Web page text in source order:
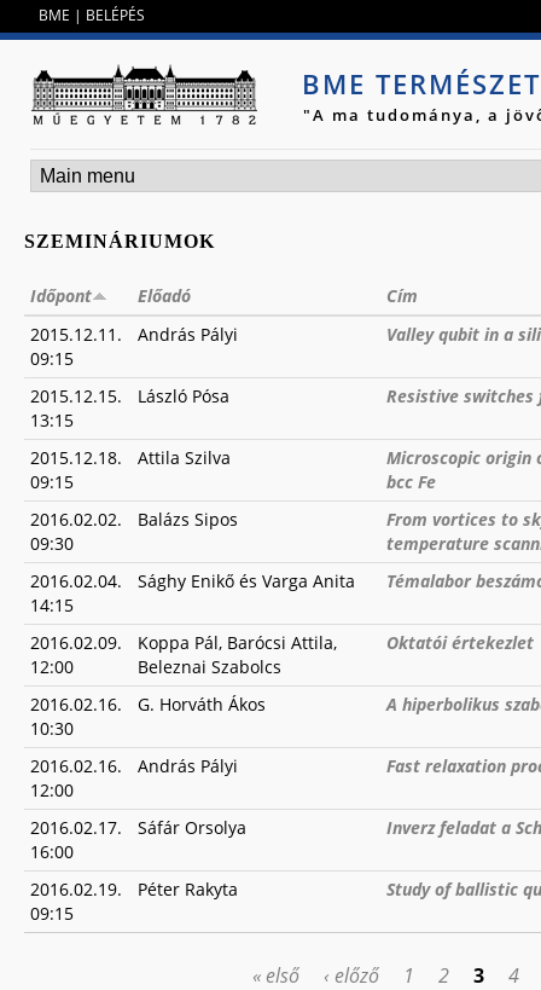
BME | BELÉPÉS
BME
"A ma tudománya, a
SZEMINÁRIUMOK
Időpont Előadó
Cím
2015.12.11.
09:15
András Pályi Valley qubit in a
2015.12.15.
13:15
László Pósa Resistive switches
2015.12.18.
09:15
Attila Szilva
Microscopic origin
bcc Fe
2016.02.02.
09:30
Balázs Sipos
From vortices to
temperature
2016.02.04.
14:15
Sághy Enikő és Varga Anita Témalabor
2016.02.09.
12:00
Koppa Pál, Barócsi Attila,
Beleznai Szabolcs
Oktatói értekezlet
2016.02.16.
10:30
G. Horváth Ákos A hiperbolikus
2016.02.16.
12:00
András Pályi Fast relaxation
2016.02.17.
16:00
Sáfár Orsolya Inverz feladat a
2016.02.19.
09:15
Péter Rakyta Study of ballistic
« első ‹ előző 1 2 3 4